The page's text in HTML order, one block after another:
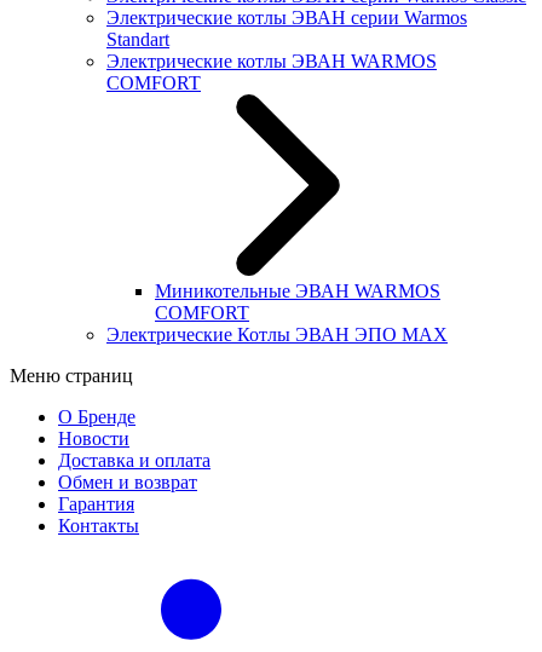
Электрические котлы ЭВАН серии Warmos
Standart
Электрические котлы ЭВАН WARMOS
COMFORT
Миникотельные ЭВАН WARMOS
COMFORT
Электрические Котлы ЭВАН ЭПО MAX
Меню страниц
О Бренде
Новости
Доставка и оплата
Обмен и возврат
Гарантия
Контакты